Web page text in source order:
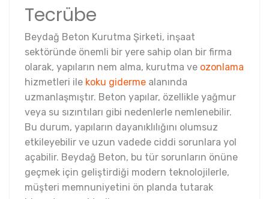
Tecrübe
Beydağ Beton Kurutma Şirketi, inşaat
sektöründe önemli bir yere sahip olan bir firma
olarak, yapıların nem alma, kurutma ve ozonlama
hizmetleri ile koku giderme alanında
uzmanlaşmıştır. Beton yapılar, özellikle yağmur
veya su sızıntıları gibi nedenlerle nemlenebilir.
Bu durum, yapıların dayanıklılığını olumsuz
etkileyebilir ve uzun vadede ciddi sorunlara yol
açabilir. Beydağ Beton, bu tür sorunların önüne
geçmek için geliştirdiği modern teknolojilerle,
müşteri memnuniyetini ön planda tutarak